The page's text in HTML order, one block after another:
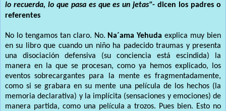
lo recuerda, lo que pasa es que es un jetas"- dicen los padres o
referentes
No lo tengamos tan claro. No. Na´ama Yehudaexplica muy bien
en su libro que cuando un niño ha padecido traumas y presenta
una disociación defensiva (su conciencia está escindida) la
manera en la que se procesan, como ya hemos explicado, los
eventos sobrecargantes para la mente es fragmentadamente,
como si se grabara en su mente una película de los hechos (la
memoria declarativa) y la implícita (sensaciones y emociones) de
manera partida, como una película a trozos. Pues bien. Esto no